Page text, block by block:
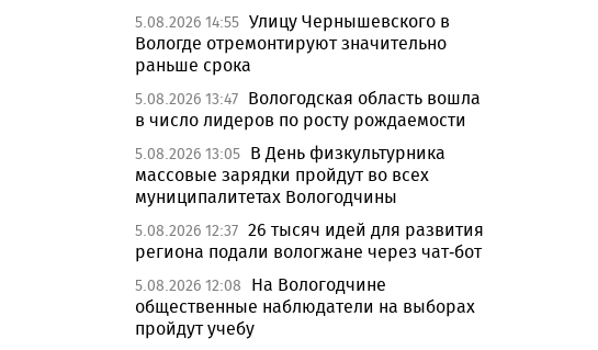
5.08.2026 14:55 Улицу Чернышевского в
Вологде отремонтируют значительно
раньше срока
5.08.2026 13:47 Вологодская область вошла
в число лидеров по росту рождаемости
5.08.2026 13:05 В День физкультурника
массовые зарядки пройдут во всех
муниципалитетах Вологодчины
5.08.2026 12:37 26 тысяч идей для развития
региона подали вологжане через чат-бот
5.08.2026 12:08
На Вологодчине
общественные наблюдатели на выборах
пройдут учебу